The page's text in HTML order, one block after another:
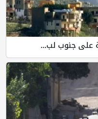
على جنوب لب...